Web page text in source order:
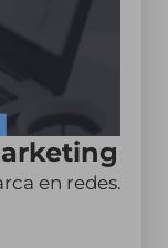
en redes.